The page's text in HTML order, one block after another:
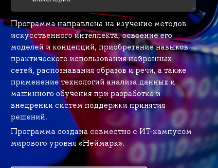
Программа направлена на изучение методов
искусственного интеллекта, освоение его
моделей и концепций, приобретение навыков
практического использования нейронных
сетей, распознавания образов и речи, а также
применение технологий анализа данных и
машинного обучения при разработке и
внедрении систем поддержки принятия
решений.
Программа создана совместно с ИТ-кампусом
мирового уровня «Неймарк».